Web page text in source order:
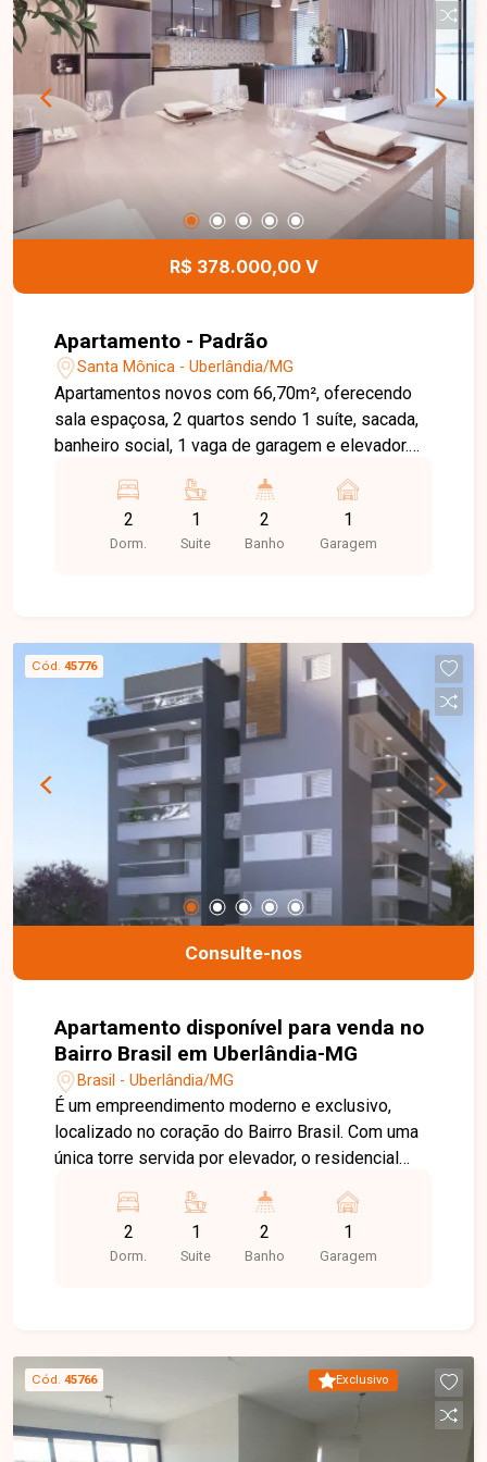
acabamento de excelente qualidade. Localizado
em uma das regiões mais privilegiadas de
Uberlândia, o Residencial Aurora está próximo de
tudo o que você precisa: comércios, serviços,
escolas e vias de acesso rápido. Nossa equipe
está pronta para tirar suas dúvidas e te
acompanhar em cada etapa do processo. Fale
conosco pelo telefone ou WhatsApp: (34) 3230-
9914, ou, se preferir, venha até uma de nossas
unidades e converse pessoalmente com um dos
nossos consultores. Estamos aqui para te ajudar
R$ 378.000,00 V
Apartamento - Padrão
Santa Mônica - Uberlândia/MG
Apartamentos novos com 66,70m², oferecendo
sala espaçosa, 2 quartos sendo 1 suíte, sacada,
banheiro social, 1 vaga de garagem e elevador.
distribuída para o seu dia a dia.
2
Dorm.
1
Suite
2
Banho
1
Garagem
Cód. 45776
Consulte-nos
Apartamento disponível para venda no
Bairro Brasil em Uberlândia-MG
Brasil - Uberlândia/MG
É um empreendimento moderno e exclusivo,
localizado no coração do Bairro Brasil. Com uma
única torre servida por elevador, o residencial
apartamentos, pensadas para atender a diversos
estilos de vida e necessidades familiares.
Destaque para a área de convivência versátil no
confraternizações com vista privilegiada. Além
disso, o Andrade Residence oferece vagas de
garagem para 01 ou 02 veículos, proporcionando
mais comodidade e segurança aos moradores.
2
Dorm.
1
Suite
2
Banho
1
Garagem
Exclusivo
Cód. 45766